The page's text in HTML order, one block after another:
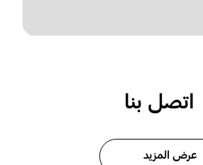
اتصل بنا
عرض المزيد